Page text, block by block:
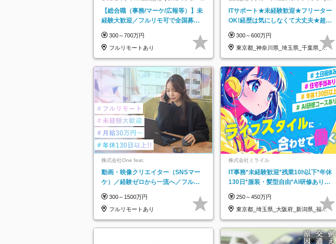
ットグループ】
【総合職（事務/マーケ/広報等）】未
経験大歓迎／フルリモ可で全国募
★
300～700万円
フルリモートあり
クルートグループ】
ITサポート★未経験歓迎★フリーター
OK!経歴は気にしなくて大丈夫★超大
300～600万円
東京都_神奈川県_埼玉県_千葉県_大
阪府…
株式会社One feat.
動画・映像クリエイター（SNSマー
ケ）／経験ゼロから一流へ／フルリ
日以上
300～1500万円
フルリモートあり
株式会社ミライル
IT事務*未経験歓迎*残業10h以下*年休
130日*服装・髪型自由*AI研修あり*
250～450万円
東京都_埼玉県_大阪府_新潟県_福岡
県